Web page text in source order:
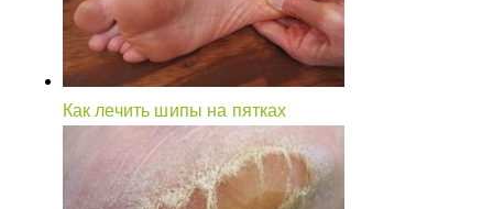
Как лечить шипы на пятках